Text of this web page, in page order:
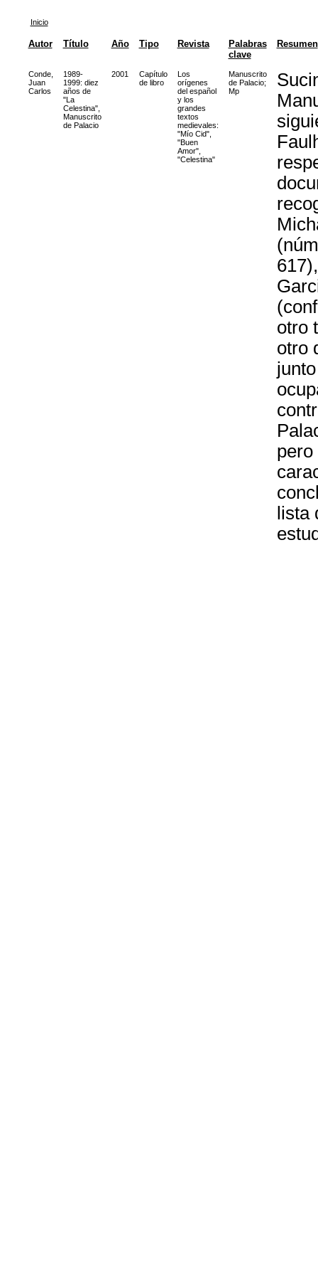
Inicio
Autor Título Año Tipo Revista
Palabras
clave
Resumen
Conde,
Juan
Carlos
1989-
1999: diez
años de
"La
Celestina",
Manuscrito
de Palacio
2001
Capítulo
de libro
Los
orígenes
del español
y los
grandes
textos
medievales:
"Mío Cid",
"Buen
Amor",
"Celestina"
Manuscrito
de Palacio;
Mp
otro
otro
pero
lista